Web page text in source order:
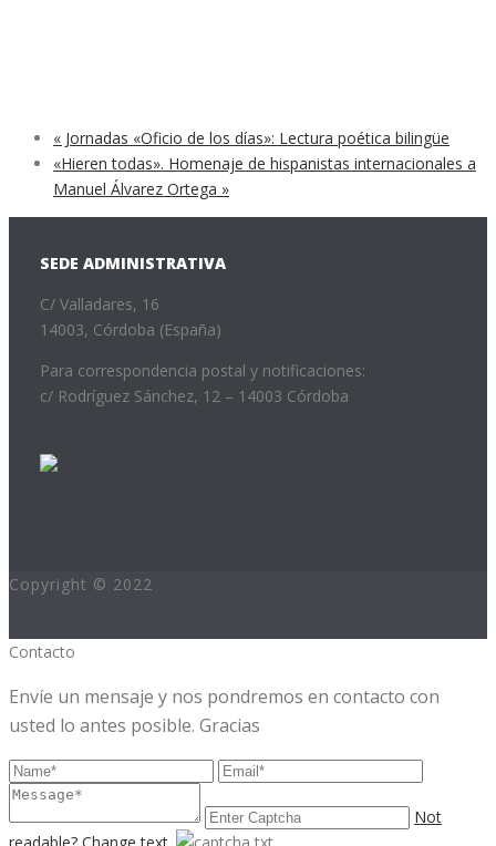
« Jornadas «Oficio de los días»: Lectura poética bilingüe
«Hieren todas». Homenaje de hispanistas internacionales a
Manuel Álvarez Ortega »
SEDE ADMINISTRATIVA
C/ Valladares, 16
14003, Córdoba (España)
Para correspondencia postal y notificaciones:
c/ Rodríguez Sánchez, 12 – 14003 Córdoba
Copyright © 2022
Contacto
Envíe un mensaje y nos pondremos en contacto con
usted lo antes posible. Gracias
Not